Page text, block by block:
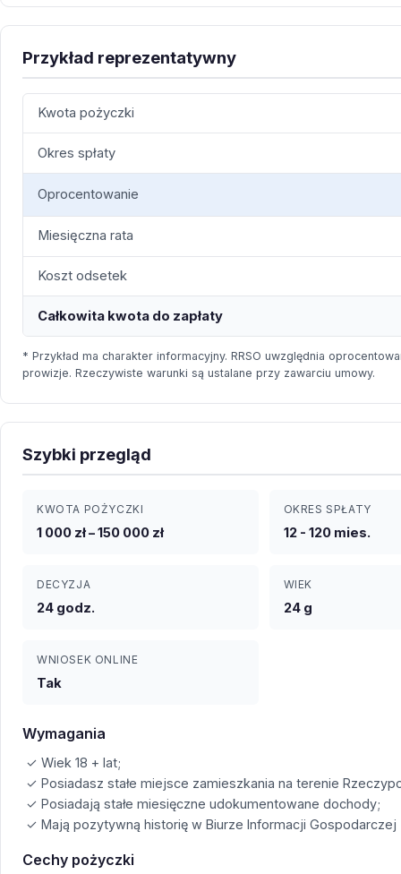
Przykład reprezentatywny
Kwota pożyczki
Okres spłaty
Oprocentowanie
Miesięczna rata
Koszt odsetek
Całkowita kwota do zapłaty
* Przykład ma charakter informacyjny. RRSO uwzględnia
prowizje. Rzeczywiste warunki są ustalane przy zawarciu umowy.
Szybki przegląd
KWOTA POŻYCZKI
1 000 zł – 150 000 zł
OKRES SPŁATY
12 - 120 mies.
DECYZJA
24 godz.
WIEK
24 g
WNIOSEK ONLINE
Tak
Wymagania
✓ Wiek 18 + lat;
✓ Posiadasz stałe miejsce zamieszkania na terenie
✓ Posiadają stałe miesięczne udokumentowane dochody;
✓ Mają pozytywną historię w Biurze Informacji Gospodarczej
Cechy pożyczki